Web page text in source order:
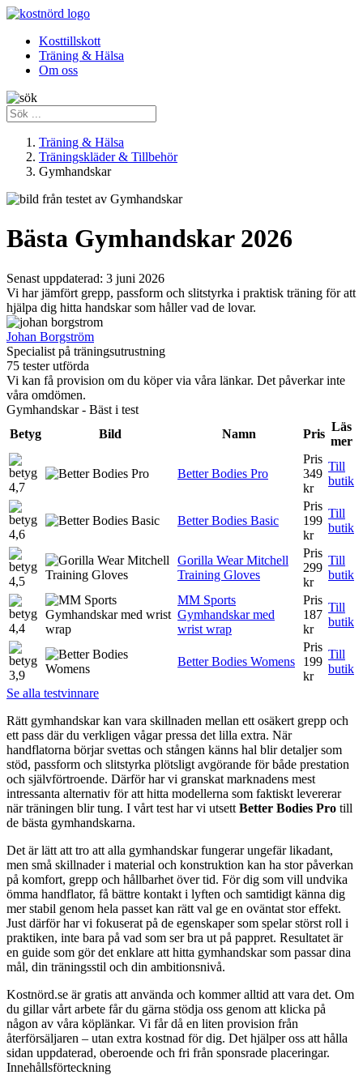
Kosttillskott
Träning & Hälsa
Om oss
Träning & Hälsa
Träningskläder & Tillbehör
Gymhandskar
Bästa Gymhandskar 2026
Senast uppdaterad: 3 juni 2026
Vi har jämfört grepp, passform och slitstyrka i praktisk träning för att
hjälpa dig hitta handskar som håller vad de lovar.
Johan Borgström
Specialist på träningsutrustning
75 tester utförda
Vi kan få provision om du köper via våra länkar. Det påverkar inte
våra omdömen.
Gymhandskar - Bäst i test
Betyg
Bild Namn Pris
Läs
mer
4,7
Better Bodies Pro
Pris
349
kr
Till
butik
4,6
Better Bodies Basic
Pris
199
kr
Till
butik
4,5
Gorilla Wear Mitchell
Training Gloves
Pris
299
kr
Till
butik
4,4
MM Sports
Gymhandskar med
wrist wrap
Pris
187
kr
Till
butik
3,9
Better Bodies Womens
Pris
199
kr
Till
butik
Se alla testvinnare
Rätt gymhandskar kan vara skillnaden mellan ett osäkert grepp och
ett pass där du verkligen vågar pressa det lilla extra. När
handflatorna börjar svettas och stången känns hal blir detaljer som
stöd, passform och slitstyrka plötsligt avgörande för både prestation
och självförtroende. Därför har vi granskat marknadens mest
intressanta alternativ för att hitta modellerna som faktiskt levererar
när träningen blir tung. I vårt test har vi utsett Better Bodies Pro till
de bästa gymhandskarna.
Det är lätt att tro att alla gymhandskar fungerar ungefär likadant,
men små skillnader i material och konstruktion kan ha stor påverkan
på komfort, grepp och hållbarhet över tid. För dig som vill undvika
ömma handflator, få bättre kontakt i lyften och samtidigt känna dig
mer stabil genom hela passet kan rätt val ge en oväntat stor effekt.
Just därför har vi fokuserat på de egenskaper som spelar störst roll i
praktiken, inte bara på vad som ser bra ut på pappret. Resultatet är
en guide som gör det enklare att hitta gymhandskar som passar dina
mål, din träningsstil och din ambitionsnivå.
Kostnörd.se är gratis att använda och kommer alltid att vara det. Om
du gillar vårt arbete får du gärna stödja oss genom att klicka på
någon av våra köplänkar. Vi får då en liten provision från
återförsäljaren – utan extra kostnad för dig. Det hjälper oss att hålla
sidan uppdaterad, oberoende och fri från sponsrade placeringar.
Innehållsförteckning